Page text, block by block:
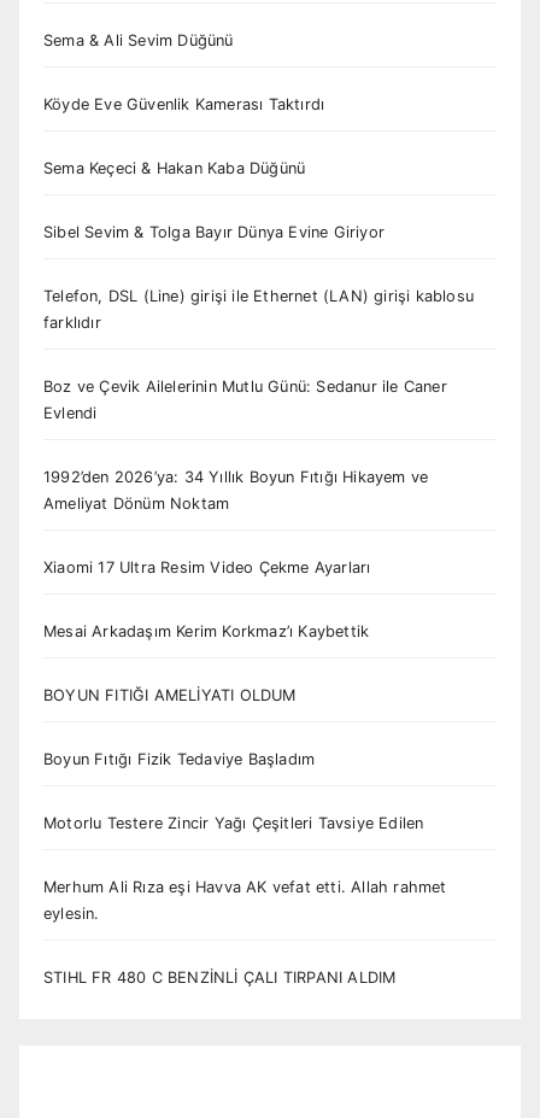
Sema & Ali Sevim Düğünü
Köyde Eve Güvenlik Kamerası Taktırdı
Sema Keçeci & Hakan Kaba Düğünü
Sibel Sevim & Tolga Bayır Dünya Evine Giriyor
Telefon, DSL (Line) girişi ile Ethernet (LAN) girişi kablosu
farklıdır
Boz ve Çevik Ailelerinin Mutlu Günü: Sedanur ile Caner
Evlendi
1992’den 2026’ya: 34 Yıllık Boyun Fıtığı Hikayem ve
Ameliyat Dönüm Noktam
Xiaomi 17 Ultra Resim Video Çekme Ayarları
Mesai Arkadaşım Kerim Korkmaz’ı Kaybettik
BOYUN FITIĞI AMELİYATI OLDUM
Boyun Fıtığı Fizik Tedaviye Başladım
Motorlu Testere Zincir Yağı Çeşitleri Tavsiye Edilen
Merhum Ali Rıza eşi Havva AK vefat etti. Allah rahmet
eylesin.
STIHL FR 480 C BENZİNLİ ÇALI TIRPANI ALDIM